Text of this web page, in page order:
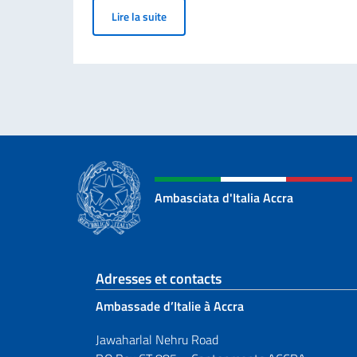
Lire la suiteBourses d'études proposées par le
Ambasciata d'Italia Accra
Section de pied de
Adresses et contacts
Ambassade d’Italie à Accra
Jawaharlal Nehru Road